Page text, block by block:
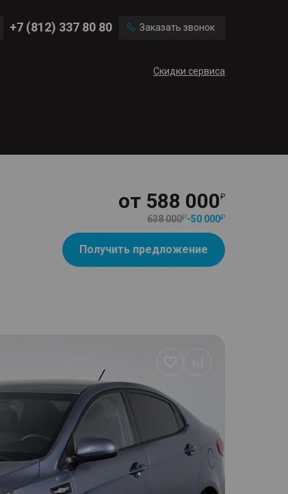
+7 (812) 337 80 80 Заказать звонок
Скидки сервиса
от 588 000
638 000 -50 000
Получить предложение